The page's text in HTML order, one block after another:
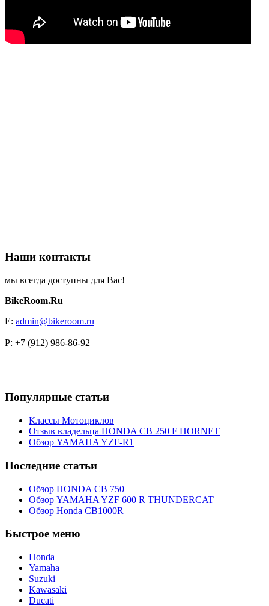
Наши контакты
мы всегда доступны для Вас!
BikeRoom.Ru
E: admin@bikeroom.ru
P: +7 (912) 986-86-92
Популярные статьи
Классы Мотоциклов
Отзыв владельца HONDA CB 250 F HORNET
Обзор YAMAHA YZF-R1
Последние статьи
Обзор HONDA CB 750
Обзор YAMAHA YZF 600 R THUNDERCAT
Обзор Honda CB1000R
Быстрое меню
Honda
Yamaha
Suzuki
Kawasaki
Ducati